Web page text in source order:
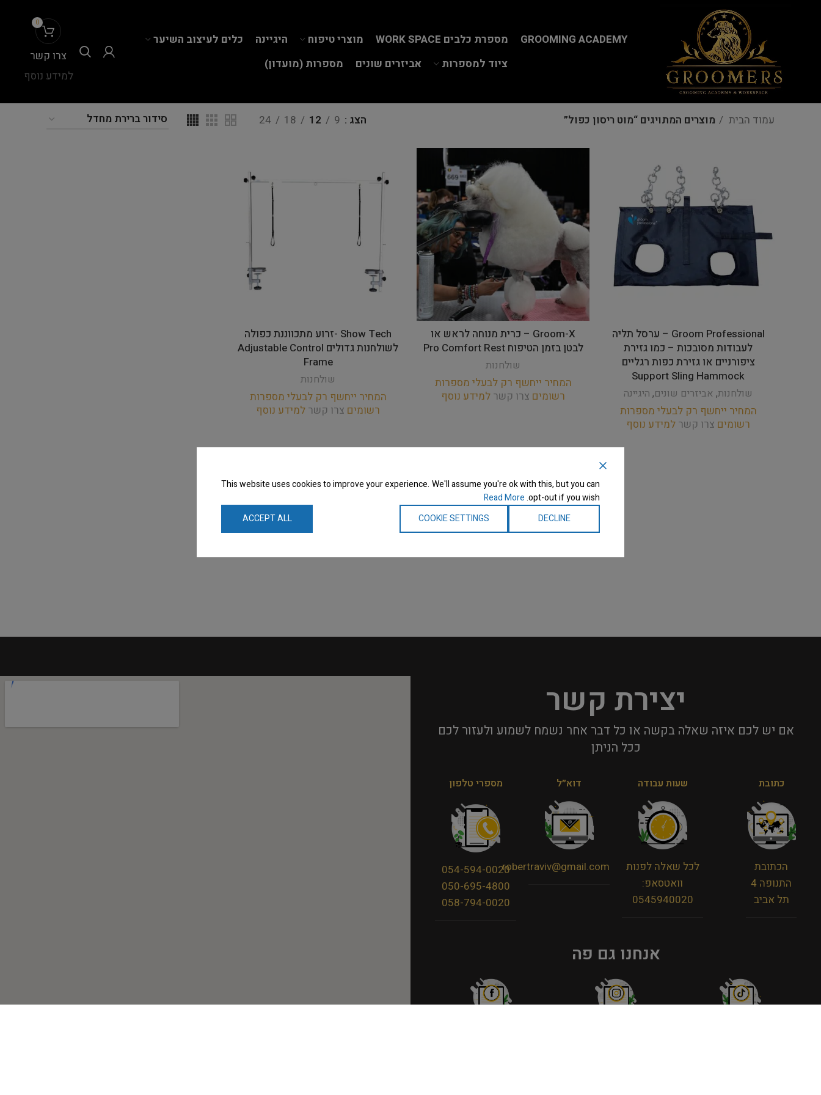
GROOMING ACADEMY מספרת כלבים WORK SPACE מוצרי טיפוח היגיינה
כלים לעיצוב השיער
ציוד למספרות
אביזרים שונים מספרות (מועדון)
0
צרו קשר
למידע נוסף
עמוד הבית מוצרים המתויגים “מוט ריסון כפול” הצג 9
12
18
24
Groom Professional – ערסל תליה
לעבודות מסובכות – כמו גזירת
ציפורניים או גזירת כפות רגליים
Support Sling Hammock
שולחנות, אביזרים שונים, היגיינה
המחיר ייחשף רק לבעלי מספרות
רשומים צרו קשר למידע נוסף
Groom-X – כרית מנוחה לראש או
לבטן בזמן הטיפוח Pro Comfort Rest
שולחנות
המחיר ייחשף רק לבעלי מספרות
רשומים צרו קשר למידע נוסף
Show Tech -זרוע מתכווננת כפולה
לשולחנות גדולים Adjustable Control
Frame
שולחנות
המחיר ייחשף רק לבעלי מספרות
רשומים צרו קשר למידע נוסף
יצירת קשר
אם יש לכם איזה שאלה בקשה או כל דבר אחר נשמח לשמוע ולעזור לכם
ככל הניתן​
כתובת
הכתובת
התנופה 4
תל אביב
שעות עבודה
לכל שאלה לפנות
וואטסאפ:
0545940020
דוא״ל
robertraviv@gmail.com
מספרי טלפון
054-594-0020
050-695-4800
058-794-0020
אנחנו גם פה
This website uses cookies to improve your experience. We'll assume you're ok with this, but you can
opt-out if you wish.
Read More
DECLINE
COOKIE SETTINGS
ACCEPT ALL